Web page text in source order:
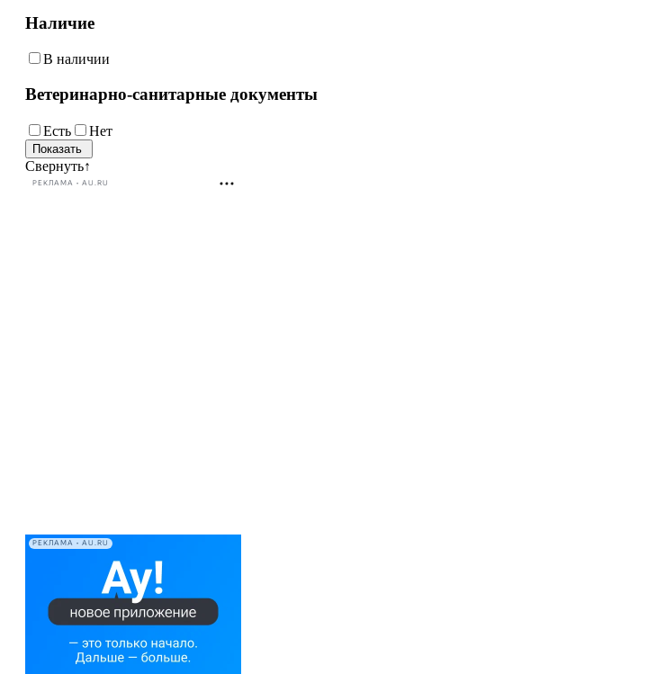
Наличие
В наличии
Ветеринарно-санитарные документы
Есть Нет
Свернуть↑
РЕКЛАМА • AU.RU
РЕКЛАМА • AU.RU